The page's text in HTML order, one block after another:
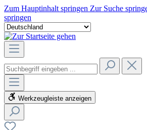
Zum Hauptinhalt springen Zur Suche
springen
Werkzeugleiste anzeigen